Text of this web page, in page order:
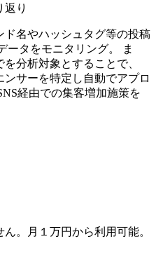
返り
名やハッシュタグ等の投稿
ータをモニタリング。 ま
分析対象とすることで、
サーを特定し自動でアプロ
経由での集客増加施策を
。月１万円から利用可能。